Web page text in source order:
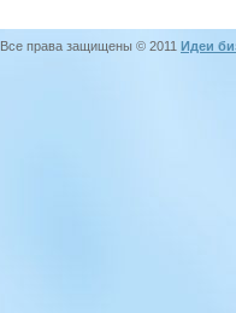
Все права защищены © 2011 Идеи